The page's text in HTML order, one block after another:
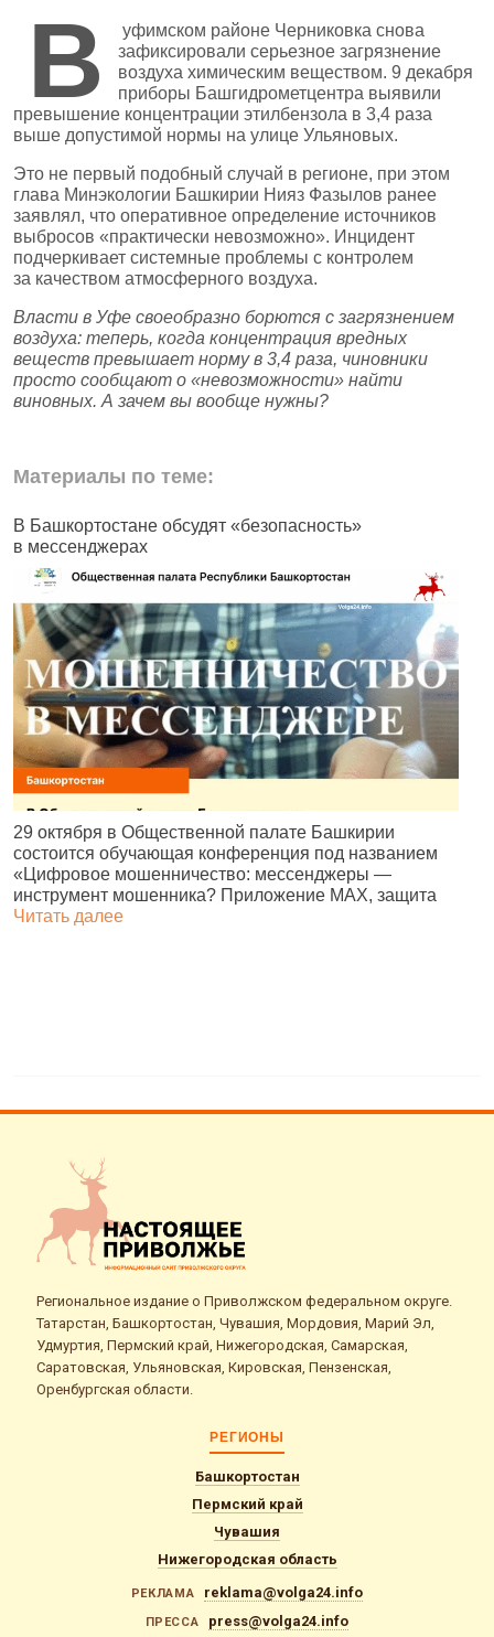
В
уфимском районе Черниковка снова
зафиксировали серьезное загрязнение
воздуха химическим веществом. 9 декабря
приборы Башгидрометцентра выявили
превышение концентрации этилбензола в 3,4 раза
выше допустимой нормы на улице Ульяновых.
Это не первый подобный случай в регионе, при этом
глава Минэкологии Башкирии Нияз Фазылов ранее
заявлял, что оперативное определение источников
выбросов «практически невозможно». Инцидент
подчеркивает системные проблемы с контролем
за качеством атмосферного воздуха.
Власти в Уфе своеобразно борются с загрязнением
воздуха: теперь, когда концентрация вредных
веществ превышает норму в 3,4 раза, чиновники
просто сообщают о «невозможности» найти
виновных. А зачем вы вообще нужны?
Материалы по теме:
В Башкортостане обсудят «безопасность»
в мессенджерах
29 октября в Общественной палате Башкирии
состоится обучающая конференция под названием
«Цифровое мошенничество: мессенджеры —
инструмент мошенника? Приложение MAX, защита
Читать далее
Региональное издание о Приволжском федеральном округе.
Татарстан, Башкортостан, Чувашия, Мордовия, Марий Эл,
Удмуртия, Пермский край, Нижегородская, Самарская,
Саратовская, Ульяновская, Кировская, Пензенская,
Оренбургская области.
РЕГИОНЫ
Башкортостан
Пермский край
Чувашия
Нижегородская область
РЕКЛАМА reklama@volga24.info
ПРЕССА press@volga24.info